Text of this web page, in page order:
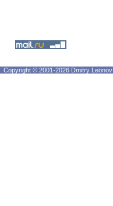
Copyright © 2001-2026 Dmitry Leonov